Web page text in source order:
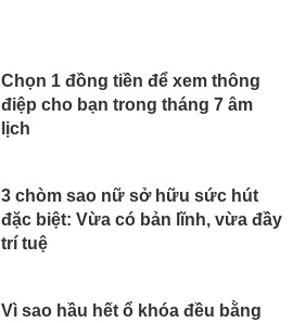
Chọn 1 đồng tiền để xem thông
điệp cho bạn trong tháng 7 âm
lịch
3 chòm sao nữ sở hữu sức hút
đặc biệt: Vừa có bản lĩnh, vừa đầy
trí tuệ
Vì sao hầu hết ổ khóa đều bằng